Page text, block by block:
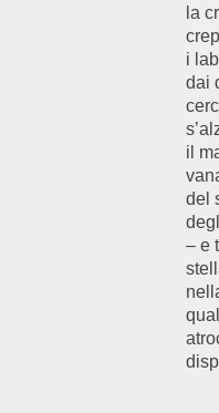
la
i
dai
il
del
– e